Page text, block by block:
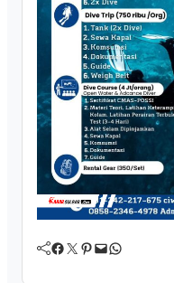
Facebook Twitter Pinterest Mail WhatsApp